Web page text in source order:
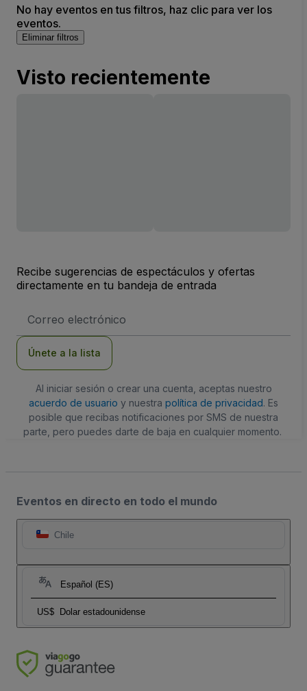
No hay eventos en tus filtros, haz clic para ver los
eventos.
Eliminar filtros
Visto recientemente
Recibe sugerencias de espectáculos y ofertas
directamente en tu bandeja de entrada
de
Únete a la lista
Al iniciar sesión o crear una cuenta, aceptas nuestro
acuerdo de usuario y nuestra política de privacidad. Es
posible que recibas notificaciones por SMS de nuestra
parte, pero puedes darte de baja en cualquier momento.
Eventos en directo en todo el mundo
Chile
Español (ES)
US$ Dolar estadounidense